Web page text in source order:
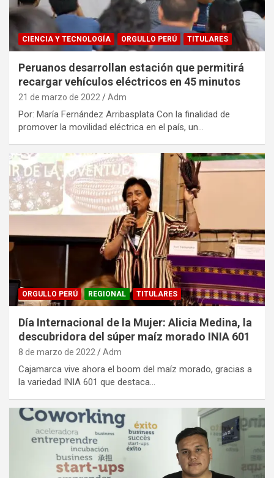
CIENCIA Y TECNOLOGÍA ORGULLO PERÚ TITULARES
Peruanos desarrollan estación que permitirá
recargar vehículos eléctricos en 45 minutos
21 de marzo de 2022 Adm
Por: María Fernández Arribasplata Con la finalidad de
promover la movilidad eléctrica en el país, un…
ORGULLO PERÚ REGIONAL TITULARES
Día Internacional de la Mujer: Alicia Medina, la
descubridora del súper maíz morado INIA 601
8 de marzo de 2022 Adm
Cajamarca vive ahora el boom del maíz morado, gracias a
la variedad INIA 601 que destaca…